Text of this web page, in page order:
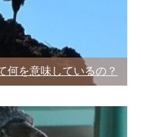
を意味しているの？